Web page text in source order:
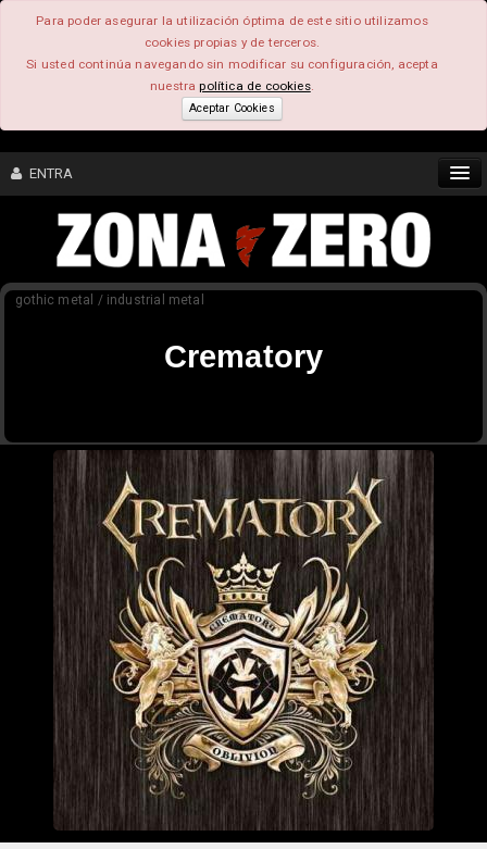
Para poder asegurar la utilización óptima de este sitio utilizamos
cookies propias y de terceros.
Si usted continúa navegando sin modificar su configuración, acepta
nuestrapolítica de cookies.
Aceptar Cookies
ENTRA
CONTENIDO
COMUNIDAD
gothic metal / industrial metal
Crematory